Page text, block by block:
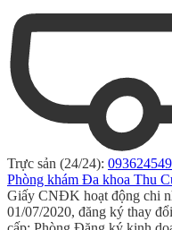
Trực sản (24/24):
Phòng khám Đa khoa Thu
Giấy CNĐK hoạt động chi
01/07/2020, đăng ký thay